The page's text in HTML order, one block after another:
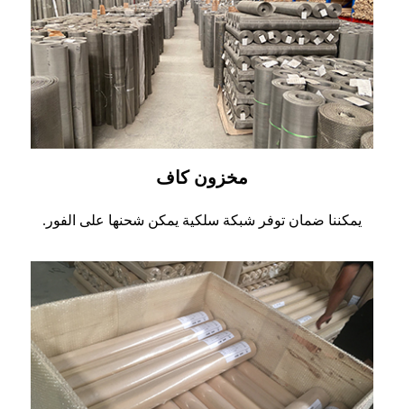
مخزون كاف
يمكننا ضمان توفر شبكة سلكية يمكن شحنها على الفور.